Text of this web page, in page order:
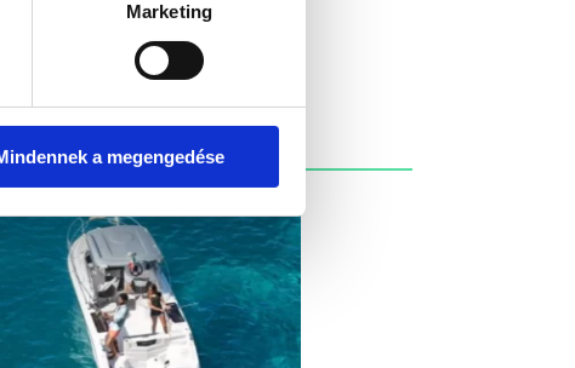
Marketing
a megengedése